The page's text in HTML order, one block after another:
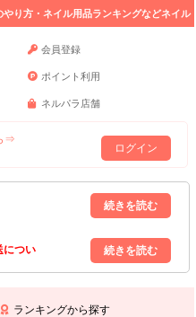
り方・ネイル用品ランキングなどネイル
会員登録
ポイント利用
ネルパラ店舗
⇒
ログイン
合わせ業務｣はお休みいたしま
17(月)以降の対応となりますので
につい
が生じております｡
ランキングから探す